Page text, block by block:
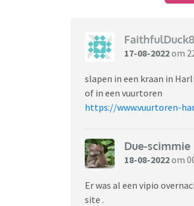
17-08-2022om
slapen in een kraan in
of in een vuurtoren
https://www.vuurtoren-
Due-scimmie
18-08-2022om
Er was al een vipio
site .